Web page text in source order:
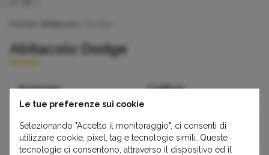
Abitacolo Dodge
Avenger Caliber
Journey Nitro
Le tue preferenze sui cookie
Selezionando "Accetto il monitoraggio", ci consenti di
utilizzare cookie, pixel, tag e tecnologie simili. Queste
tecnologie ci consentono, attraverso il dispositivo ed il